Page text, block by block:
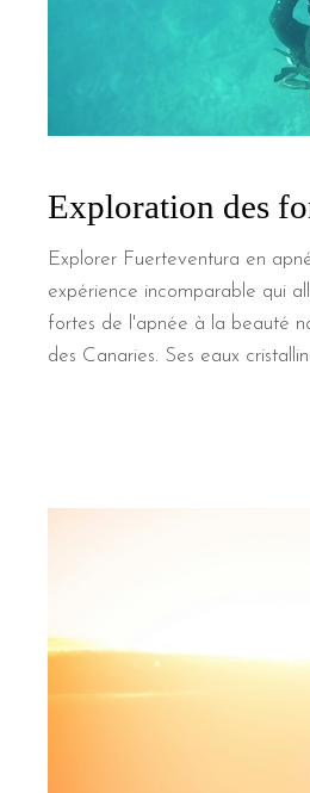
Exploration des
Explorer Fuerteventura en
expérience incomparable qui
fortes de l'apnée à la beauté
des Canaries. Ses eaux